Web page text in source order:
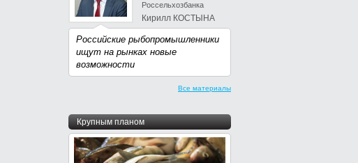
Россельхозбанка
Кирилл КОСТЫНА
Российские рыбопромышленники
ищут на рынках новые
возможности
Все материалы
Крупным планом